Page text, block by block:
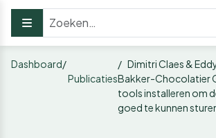
Dashboard
Publicaties
Dimitri Claes &
Bakker-Chocolatier
tools installeren om
goed te kunnen